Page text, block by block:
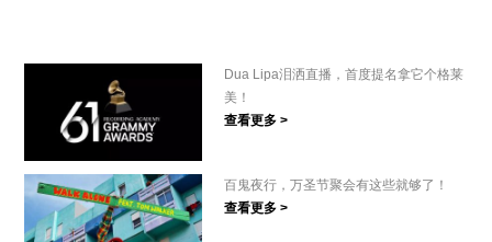
Dua Lipa泪洒直播，首度提名拿它个格莱
美！
查看更多 >
百鬼夜行，万圣节聚会有这些就够了！
查看更多 >